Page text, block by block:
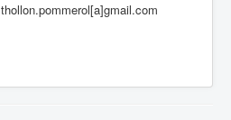
thollon.pommerol[a]gmail.com